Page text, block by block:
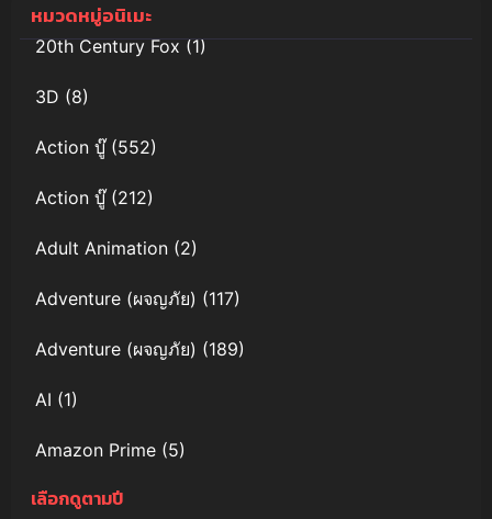
หมวดหมู่อนิเมะ
20th Century Fox(1)
3D (8)
Action บู๊(552)
Action บู๊(212)
Adult Animation (2)
Adventure (ผจญภัย) (117)
Adventure (ผจญภัย) (189)
AI (1)
Amazon Prime (5)
Anal (ประตูหลัง)
เลือกดูตามปี